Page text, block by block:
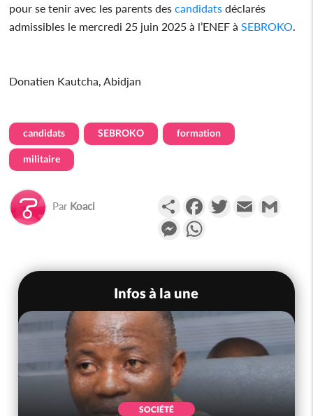
pour se tenir avec les parents descandidats déclarés
admissibles le mercredi 25 juin 2025 à l’ENEF à SEBROKO
Donatien Kautcha, Abidjan
candidats SEBROKO formation
militaire
Par Koaci PartagerFacebookTwitterEmail
Messenger
Infos à la une
SOCIÉTÉ